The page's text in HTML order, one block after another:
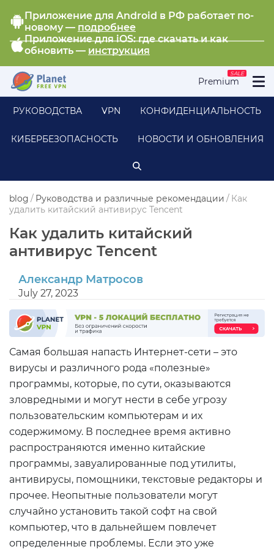
Приложение для Android в РФ работает по-
новому — подробнее
Приложение для iOS: где скачать и как
обновить — инструкция
Premium
SALE
РУКОВОДСТВА VPN КОНФИДЕНЦИАЛЬНОСТЬ
КИБЕРБЕЗОПАСНОСТЬ НОВОСТИ И ОБНОВЛЕНИЯ
blog / Руководства и различные рекомендации / Как
удалить китайский антивирус Tencent
Как удалить китайский
антивирус Tencent
Александр Матросов
July 27, 2023
Самая большая напасть Интернет-сети – это
вирусы и различного рода «полезные»
программы, которые, по сути, оказываются
зловредными и могут нести в себе угрозу
пользовательским компьютерам и их
содержимому. В последнее время активно
распространяются именно китайские
программы, завуалированные под утилиты,
антивирусы, помощники, текстовые редакторы и
прочее. Неопытные пользователи могут
случайно установить такой софт на свой
компьютер, что в дальнейшем повлечет
определенные проблемы. Если это уже